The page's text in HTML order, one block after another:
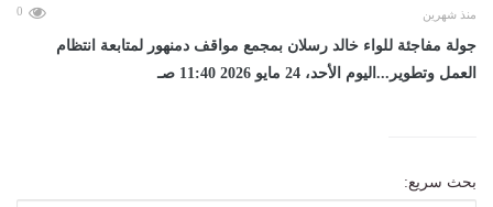
منذ شهرين 0
جولة مفاجئة للواء خالد رسلان بمجمع مواقف دمنهور لمتابعة انتظام
العمل وتطوير...اليوم الأحد، 24 مايو 2026 11:40 صـ
بحث سريع: